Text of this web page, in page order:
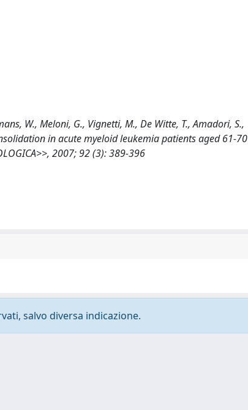
W., Meloni, G., Vignetti, M., De Witte, T., Amadori, S.,
in acute myeloid leukemia patients aged 61-70
2007; 92 (3): 389-396
salvo diversa indicazione.